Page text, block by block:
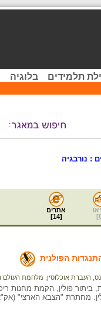
תלמידים בלוגיה
: נורבגיה
]
אתרים
[
14
]
הפולנית
העברת אוכלוסין מלחמת העולם
מהלך הפלישה הגרמנית, ביתור פולין,
מחתרת "הצבא הארצי"